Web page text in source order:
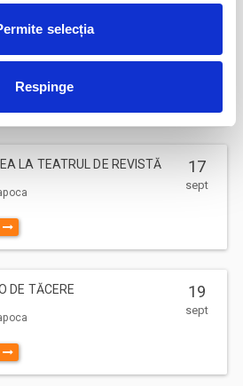
selecția
Respinge
Stagiunii - Filarmonica Pitesti
sept
LA TEATRUL DE REVISTĂ 17
sept
DE TĂCERE 19
sept